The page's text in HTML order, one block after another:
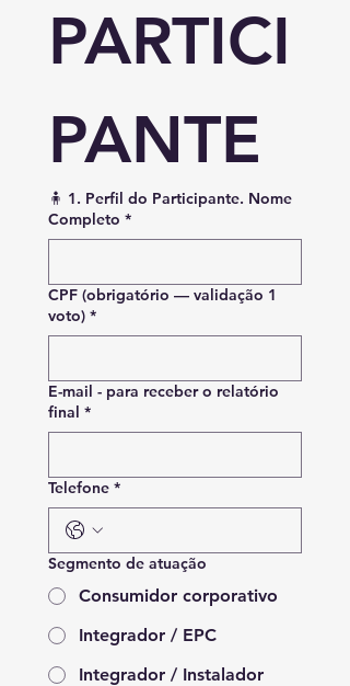
PARTICI
PANTE
🧍 1. Perfil do Participante. Nome
Completo *
CPF (obrigatório — validação 1
voto) *
E-mail - para receber o relatório
final *
Telefone *
Segmento de atuação
Consumidor corporativo
Integrador / EPC
Integrador / Instalador